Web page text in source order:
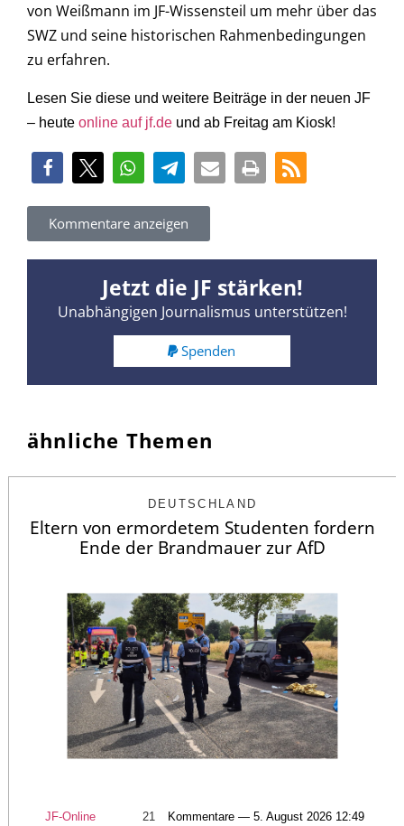
von Weißmann im JF-Wissensteil um mehr über das
SWZ und seine historischen Rahmenbedingungen
zu erfahren.
Lesen Sie diese und weitere Beiträge in der neuen JF
– heute online auf jf.de und ab Freitag am Kiosk!
Kommentare anzeigen
Jetzt die JF stärken!
Unabhängigen Journalismus unterstützen!
Spenden
ähnliche Themen
DEUTSCHLAND
Eltern von ermordetem Studenten fordern
Ende der Brandmauer zur AfD
JF-Online 21 Kommentare — 5. August 2026 12:49